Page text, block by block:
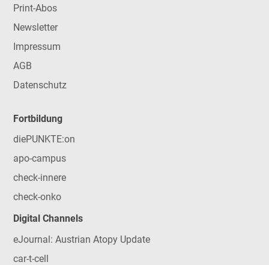
Print-Abos
Newsletter
Impressum
AGB
Datenschutz
Fortbildung
diePUNKTE:on
apo-campus
check-innere
check-onko
Digital Channels
eJournal: Austrian Atopy Update
car-t-cell